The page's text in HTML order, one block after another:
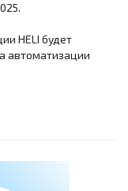
HELI будет
автоматизации